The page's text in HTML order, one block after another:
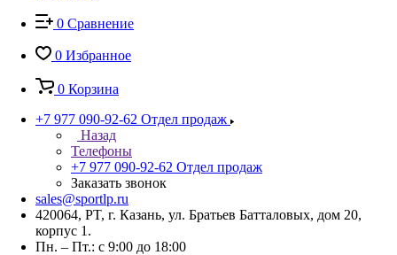
0 Сравнение
0 Избранное
0 Корзина
+7 977 090-92-62 Отдел продаж
Назад
Телефоны
+7 977 090-92-62 Отдел продаж
Заказать звонок
sales@sportlp.ru
420064, PT, г. Казань, ул. Братьев Батталовых, дом 20,
корпус 1.
Пн. – Пт.: с 9:00 до 18:00